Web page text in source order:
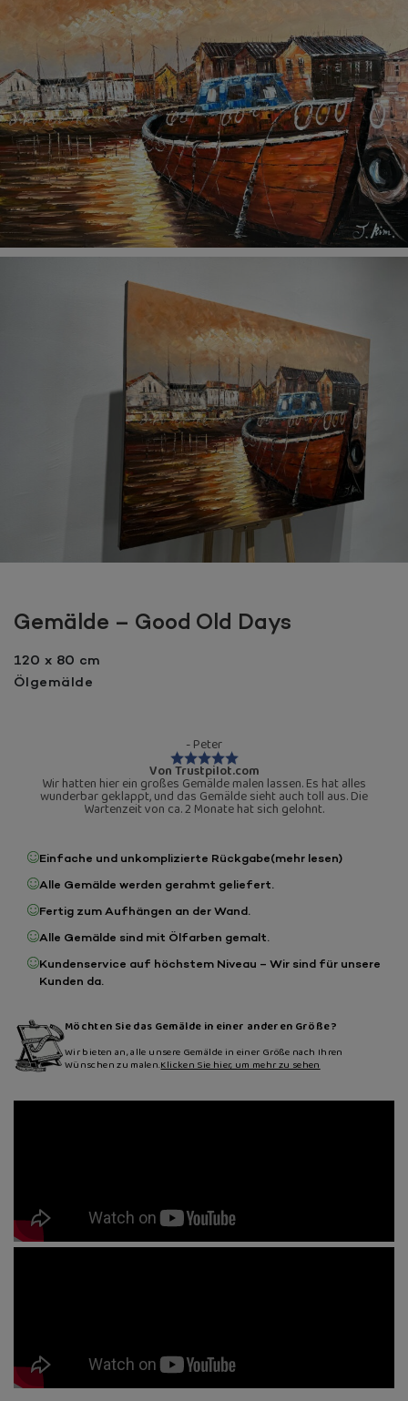
Gemälde – Good Old Days
120 x 80 cm
Ölgemälde
- Peter
Von Trustpilot.com
Wir hatten hier ein großes Gemälde malen lassen. Es hat alles
wunderbar geklappt, und das Gemälde sieht auch toll aus. Die
Wartenzeit von ca. 2 Monate hat sich gelohnt.
Einfache und unkomplizierte Rückgabe(mehr lesen)
Alle Gemälde werden gerahmt geliefert.
Fertig zum Aufhängen an der Wand.
Alle Gemälde sind mit Ölfarben gemalt.
Kundenservice auf höchstem Niveau – Wir sind für unsere
Kunden da.
Möchten Sie das Gemälde in einer anderen Größe?
Wir bieten an, alle unsere Gemälde in einer Größe nach Ihren
Wünschen zu malen.Klicken Sie hier, um mehr zu sehen